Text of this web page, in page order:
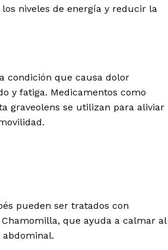
niveles de energía y reducir la
condición que causa dolor
y fatiga. Medicamentos como
graveolens se utilizan para aliviar
pueden ser tratados con
que ayuda a calmar al
abdominal.